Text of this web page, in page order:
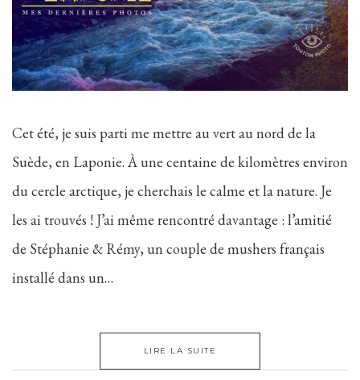
Cet été, je suis parti me mettre au vert au nord de la
Suède, en Laponie. À une centaine de kilomètres environ
du cercle arctique, je cherchais le calme et la nature. Je
les ai trouvés ! J’ai même rencontré davantage : l’amitié
de Stéphanie & Rémy, un couple de mushers français
installé dans un…
LIRE LA SUITE